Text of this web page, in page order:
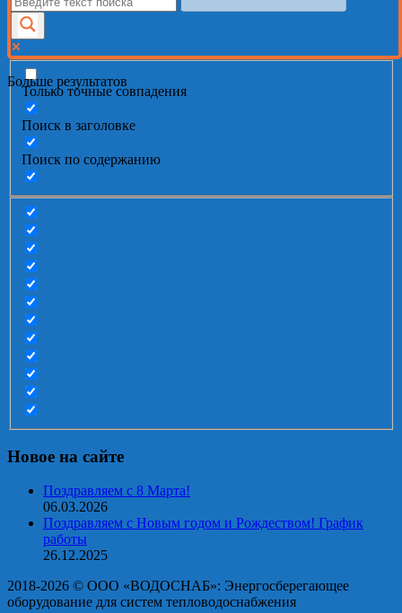
Больше результатов
Только точные совпадения
Поиск в заголовке
Поиск по содержанию
Новое на сайте
Поздравляем с 8 Марта!
06.03.2026
Поздравляем с Новым годом и Рождеством! График
работы
26.12.2025
2018-2026 © OOO «ВОДОСНАБ»: Энергосберегающее
оборудование для систем тепловодоснабжения